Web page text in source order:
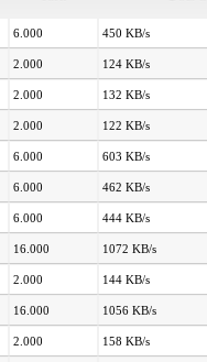
6.000 450 KB/s
2.000 124 KB/s
2.000 132 KB/s
2.000 122 KB/s
6.000 603 KB/s
6.000 462 KB/s
6.000 444 KB/s
16.000 1072 KB/s
2.000 144 KB/s
16.000 1056 KB/s
2.000 158 KB/s